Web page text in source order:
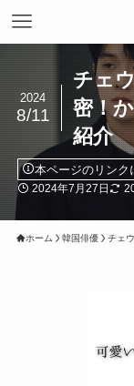
チェ
密！
紹介
2024
8/11
本ページのリンク
2024年7月27日
ホーム 韓国俳優 チェ